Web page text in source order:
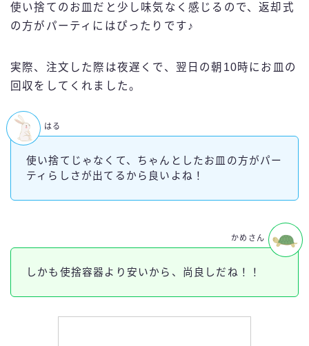
使い捨てのお皿だと少し味気なく感じるので、返却式
の方がパーティにはぴったりです♪
実際、注文した際は夜遅くで、翌日の朝10時にお皿の
回収をしてくれました。
使い捨てじゃなくて、ちゃんとしたお皿の方がパー
ティらしさが出てるから良いよね！
はる
しかも使捨容器より安いから、尚良しだね！！
かめさん